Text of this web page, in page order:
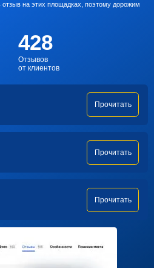
на этих площадках, поэтому дорожим
428
Отзывов
от клиентов
Прочитать
Прочитать
Прочитать